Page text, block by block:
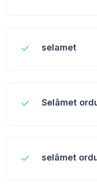
selamet
Selâmet
selâmet